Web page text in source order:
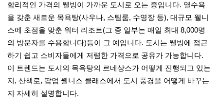
합리적인 가격의 웰빙이 가까운 도시로 오는 중입니다. 열수욕
을 갖춘 새로운 목욕탕(사우나, 스팀룸, 수영장 등), 대규모 웰니
스에 초점을 맞춘 워터 리조트(그 중 일부는 매일 최대 8,000명
의 방문자를 수용합니다)등이 그 예입니다. 도시는 웰빙에 접근
하기 쉽고 소비자들에게 저렴한 가격으로 공유가 가능합니다.
이 트렌드는 도시의 목욕탕의 르네상스가 어떻게 진행되고 있는
지, 산책로, 팝업 웰니스 클래스에서 도시 풍경을 어떻게 바꾸는
지 자세히 설명합니다.